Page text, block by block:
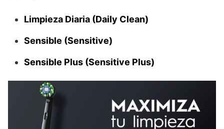
Limpieza Diaria (Daily Clean)
Sensible (Sensitive)
Sensible Plus (Sensitive Plus)